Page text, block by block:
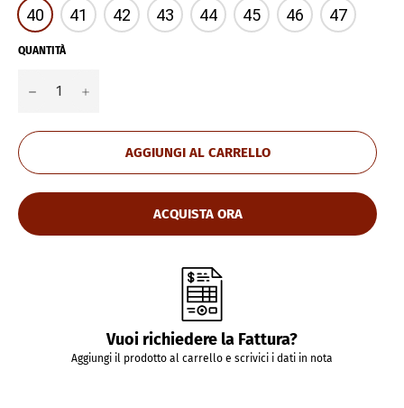
40 41 42 43 44 45 46 47
QUANTITÀ
− +
AGGIUNGI AL CARRELLO
ACQUISTA ORA
Vuoi richiedere la Fattura?
Aggiungi il prodotto al carrello e scrivici i dati in nota